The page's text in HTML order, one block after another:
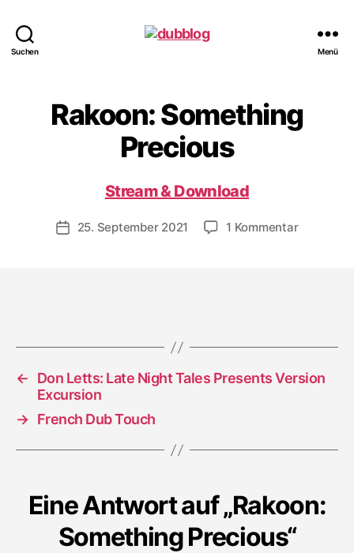
Suchen Menü
Rakoon: Something
Precious
Stream & Download
Veröffentlichungsdatum
25. September 2021 1 Kommentarzu
←
Don Letts: Late Night Tales Presents Version
Excursion
→ French Dub Touch
Eine Antwort auf „Rakoon:
Something Precious“